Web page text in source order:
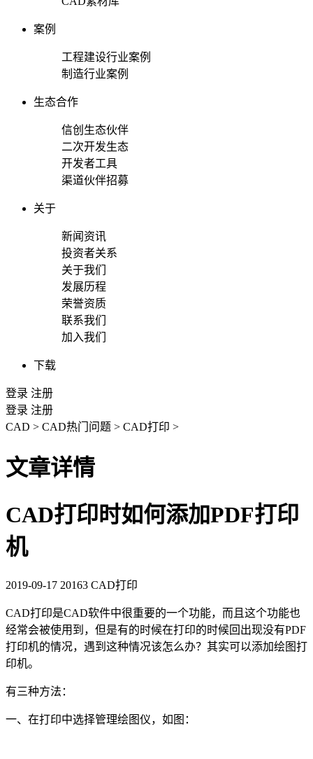
案例
工程建设行业案例
制造行业案例
生态合作
信创生态伙伴
二次开发生态
开发者工具
渠道伙伴招募
关于
新闻资讯
投资者关系
关于我们
发展历程
荣誉资质
联系我们
加入我们
下载
登录 注册
登录 注册
CAD > CAD热门问题 > CAD打印 >
文章详情
CAD打印时如何添加PDF打印
机
2019-09-17 20163 CAD打印
CAD打印是CAD软件中很重要的一个功能，而且这个功能也
经常会被使用到，但是有的时候在打印的时候回出现没有PDF
打印机的情况，遇到这种情况该怎么办？其实可以添加绘图打
印机。
有三种方法：
一、在打印中选择管理绘图仪，如图：